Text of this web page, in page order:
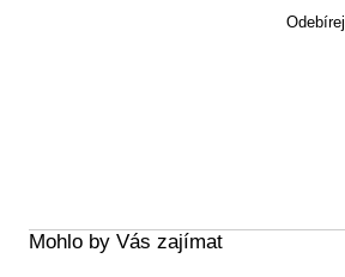
Mohlo by Vás zajímat